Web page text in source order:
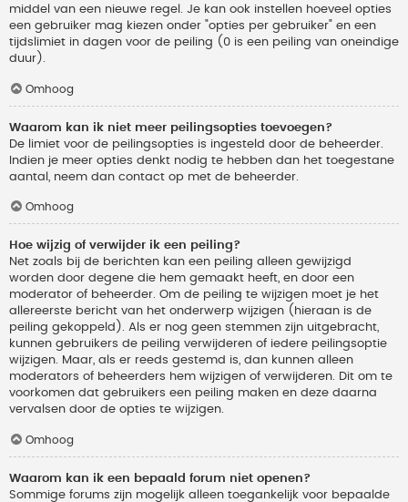
middel van een nieuwe regel. Je kan ook instellen hoeveel opties
een gebruiker mag kiezen onder "opties per gebruiker" en een
tijdslimiet in dagen voor de peiling (0 is een peiling van oneindige
duur).
Omhoog
Waarom kan ik niet meer peilingsopties toevoegen?
De limiet voor de peilingsopties is ingesteld door de beheerder.
Indien je meer opties denkt nodig te hebben dan het toegestane
aantal, neem dan contact op met de beheerder.
Omhoog
Hoe wijzig of verwijder ik een peiling?
Net zoals bij de berichten kan een peiling alleen gewijzigd
worden door degene die hem gemaakt heeft, en door een
moderator of beheerder. Om de peiling te wijzigen moet je het
allereerste bericht van het onderwerp wijzigen (hieraan is de
peiling gekoppeld). Als er nog geen stemmen zijn uitgebracht,
kunnen gebruikers de peiling verwijderen of iedere peilingsoptie
wijzigen. Maar, als er reeds gestemd is, dan kunnen alleen
moderators of beheerders hem wijzigen of verwijderen. Dit om te
voorkomen dat gebruikers een peiling maken en deze daarna
vervalsen door de opties te wijzigen.
Omhoog
Waarom kan ik een bepaald forum niet openen?
Sommige forums zijn mogelijk alleen toegankelijk voor bepaalde